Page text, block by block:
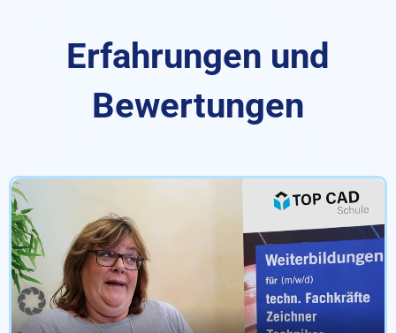
Erfahrungen und
Bewertungen